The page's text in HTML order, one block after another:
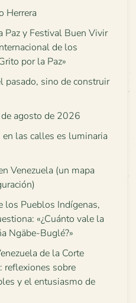
Herrera
Paz y Festival Buen Vivir
de los
por la Paz»
pasado, sino de construir
agosto de 2026
en las calles es luminaria
Venezuela (un mapa
los Pueblos Indígenas,
«¿Cuánto vale la
Ngäbe-Buglé?»
de la Corte
reflexiones sobre
y el entusiasmo de